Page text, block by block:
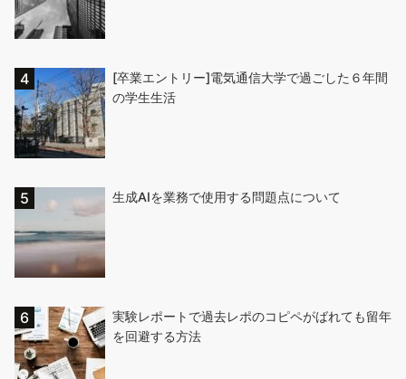
[卒業エントリー]電気通信大学で過ごした６年間
の学生生活
生成AIを業務で使用する問題点について
実験レポートで過去レポのコピペがばれても留年
を回避する方法